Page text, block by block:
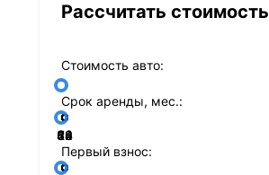
Рассчитать стоимость
Стоимость авто:
Срок аренды, мес.:
12
24
36
48
60
72
84
Первый взнос: